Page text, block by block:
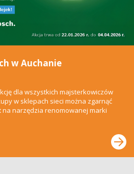
w Auchanie
dla wszystkich majsterkowiczów
w sklepach sieci można zgarnąć
na narzędzia renomowanej marki